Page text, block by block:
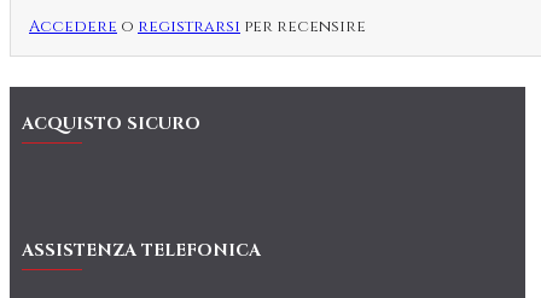
Accedere o registrarsi per recensire
ACQUISTO SICURO
ASSISTENZA TELEFONICA